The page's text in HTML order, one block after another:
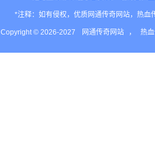
*注释：如有侵权，优质网通传奇网站，热
Copyright © 2026-2027 网通传奇网站 ， 热